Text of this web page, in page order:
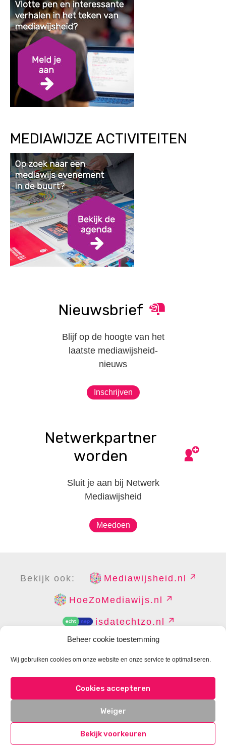
Beheer cookie toestemming
Wij gebruiken cookies om onze website en onze service te optimaliseren.
Cookies accepteren
Weiger
Bekijk voorkeuren
MEDIAWIJZE ACTIVITEITEN
Nieuwsbrief
Blijf op de hoogte van het
laatste mediawijsheid-
nieuws
Inschrijven
Netwerkpartner
worden
Sluit je aan bij Netwerk
Mediawijsheid
Meedoen
Bekijk ook: Mediawijsheid.nl
HoeZoMediawijs.nl
isdatechtzo.nl
DISCLAIMER PRIVACY
CONTACT
COOKIES BEHEREN